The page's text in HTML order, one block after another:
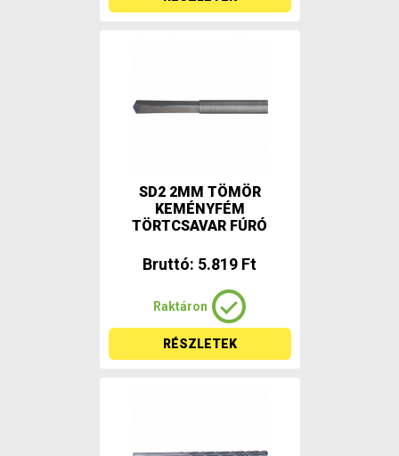
SD2 2MM TÖMÖR
KEMÉNYFÉM
TÖRTCSAVAR FÚRÓ
Bruttó: 5.819 Ft
Raktáron
RÉSZLETEK